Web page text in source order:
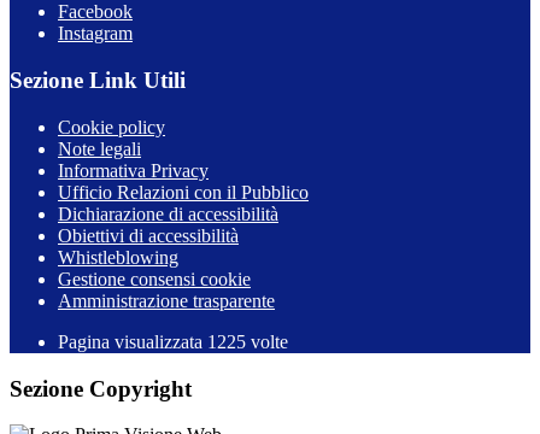
Facebook
Instagram
Sezione Link Utili
Cookie policy
Note legali
Informativa Privacy
Ufficio Relazioni con il Pubblico
Dichiarazione di accessibilità
Obiettivi di accessibilità
Whistleblowing
Gestione consensi cookie
Amministrazione trasparente
Pagina visualizzata 1225 volte
Sezione Copyright